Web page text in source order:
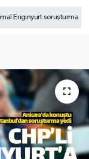
Enginyurt soruşturma